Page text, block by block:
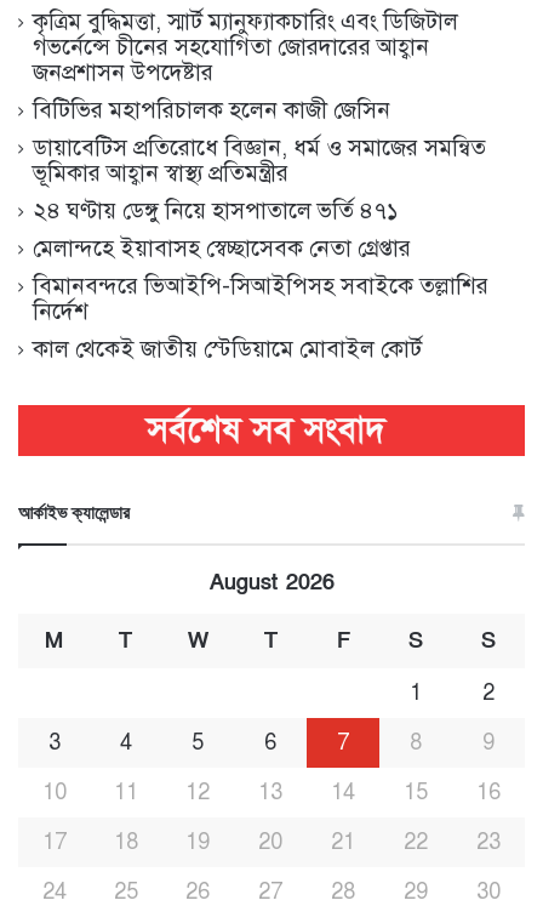
কৃত্রিম বুদ্ধিমত্তা, স্মার্ট ম্যানুফ্যাকচারিং এবং ডিজিটাল
গভর্নেন্সে চীনের সহযোগিতা জোরদারের আহ্বান
জনপ্রশাসন উপদেষ্টার
বিটিভির মহাপরিচালক হলেন কাজী জেসিন
ডায়াবেটিস প্রতিরোধে বিজ্ঞান, ধর্ম ও সমাজের সমন্বিত
ভূমিকার আহ্বান স্বাস্থ্য প্রতিমন্ত্রীর
২৪ ঘণ্টায় ডেঙ্গু নিয়ে হাসপাতালে ভর্তি ৪৭১
মেলান্দহে ইয়াবাসহ স্বেচ্ছাসেবক নেতা গ্রেপ্তার
বিমানবন্দরে ভিআইপি-সিআইপিসহ সবাইকে তল্লাশির
নির্দেশ
কাল থেকেই জাতীয় স্টেডিয়ামে মোবাইল কোর্ট
আর্কাইভ ক্যালেন্ডার
August 2026
M T W T F S S
1
2
3
4 5 6 7 8
9
10
11 12 13 14 15
16
17
18 19 20 21 22
23
24
25 26 27 28 29
30